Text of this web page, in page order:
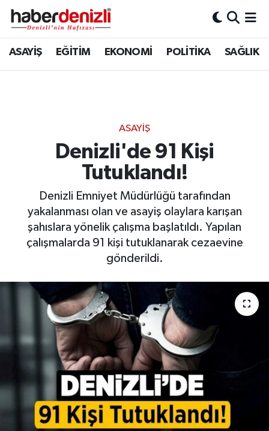
ASAYİŞ EĞİTİM EKONOMİ POLİTİKA SAĞLIK
ASAYİŞ
Denizli'de 91 Kişi
Tutuklandı!
Denizli Emniyet Müdürlüğü tarafından
yakalanması olan ve asayiş olaylara karışan
şahıslara yönelik çalışma başlatıldı. Yapılan
çalışmalarda 91 kişi tutuklanarak cezaevine
gönderildi.
Denizli Nöbetçi Eczaneler
Tüm Manşetler
Son Dakika Haberleri
Haber Arşivi